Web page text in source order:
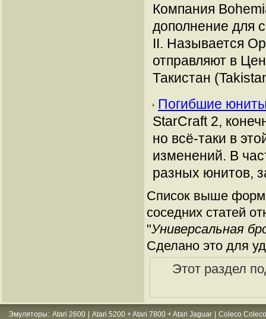
Компания
дополнение для
II. Называется
отправляют в
Такистан
Погибшие
StarCraft 2,
но всё-таки в
изменений. В
разных юнитов,
Список выше
соседних статей
"Универсальная
Сделано это для
Этот раздел
Эмуляторы : Atari 2600 Atari 5200 + Atari 7800 + Atari Jaguar
Coleco